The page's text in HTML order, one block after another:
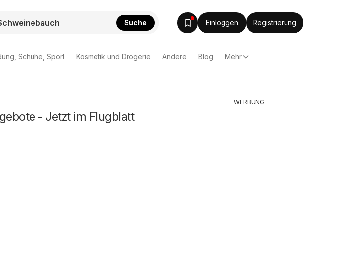
Suche Einloggen Registrierung
Schuhe, Sport Kosmetik und Drogerie Andere Blog Mehr
- Jetzt im Flugblatt
WERBUNG